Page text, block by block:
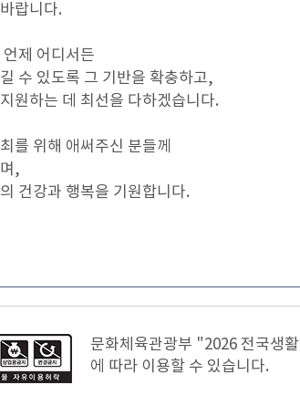
랍니다.
제 어디서든
수 있도록 그 기반을 확충하고,
원하는 데 최선을 다하겠습니다.
를 위해 애써주신 분들께
,
건강과 행복을 기원합니다.
문화체육관광부 "2026 전국생
에 따라 이용할 수 있습니다.